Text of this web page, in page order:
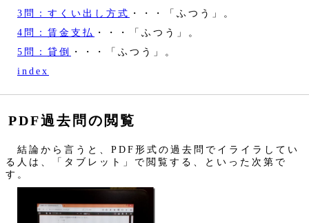
3問：すくい出し方式 ・・・「ふつう」。
4問：賃金支払 ・・・「ふつう」。
5問：貸倒
・・・「ふつう」。
index
PDF過去問の閲覧
結論から言うと、PDF形式の過去問でイライラしてい
る人は、「タブレット」で閲覧する、といった次第で
す。